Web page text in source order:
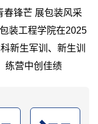
春锋芒 展包装风采
装工程学院在2025
新生军训、新生训
练营中创佳绩